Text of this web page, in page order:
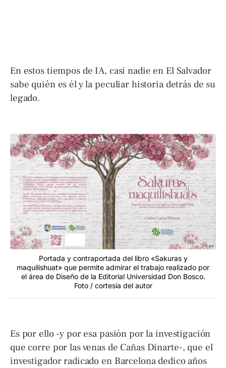
En estos tiempos de IA, casi nadie en El Salvador
sabe quién es él y la peculiar historia detrás de su
legado.
Portada y contraportada del libro «Sakuras y
maquilishuat» que permite admirar el trabajo realizado por
el área de Diseño de la Editorial Universidad Don Bosco.
Foto / cortesía del autor
Es por ello -y por esa pasión por la investigación
que corre por las venas de Cañas Dinarte-, que el
investigador radicado en Barcelona dedico años